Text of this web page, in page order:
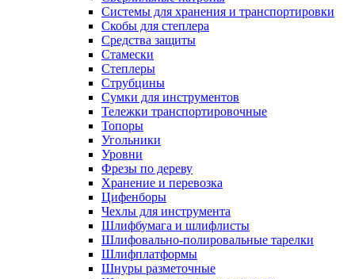
Системы для хранения и транспортировки
Скобы для степлера
Средства защиты
Стамески
Степлеры
Струбцины
Сумки для инструментов
Тележки транспортировочные
Топоры
Угольники
Уровни
Фрезы по дереву
Хранение и перевозка
Цифенборы
Чехлы для инструмента
Шлифбумага и шлифлисты
Шлифовально-полировальные тарелки
Шлифплатформы
Шнуры разметочные